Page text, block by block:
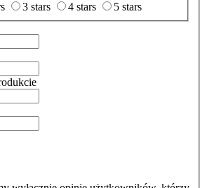
3 stars 4 stars
5 stars